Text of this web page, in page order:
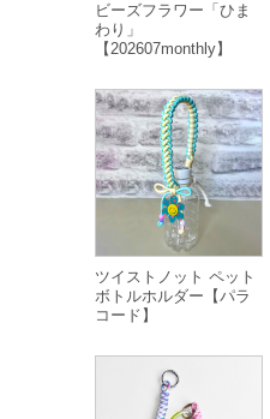
ビーズフラワー「ひま
わり」
【202607monthly】
ツイストノット ペット
ボトルホルダー【パラ
コード】